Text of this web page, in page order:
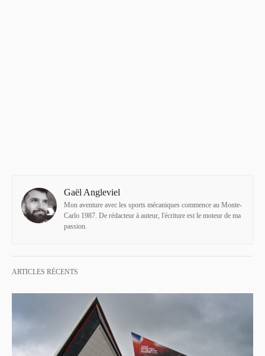
Gaël Angleviel
Mon aventure avec les sports mécaniques commence au Monte-
Carlo 1987. De rédacteur à auteur, l'écriture est le moteur de ma
passion.
ARTICLES RÉCENTS